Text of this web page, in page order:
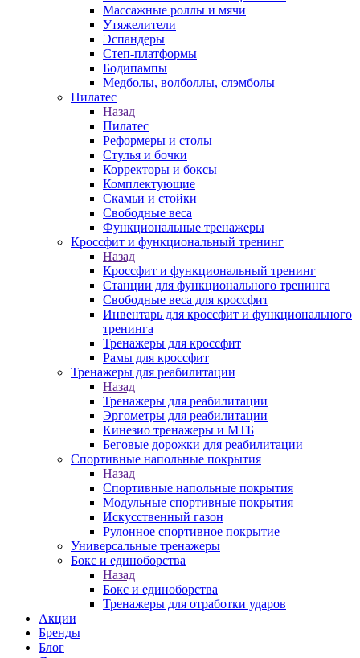
Массажные роллы и мячи
Утяжелители
Эспандеры
Степ-платформы
Бодипампы
Медболы, волболлы, слэмболы
Пилатес
Назад
Пилатес
Реформеры и столы
Стулья и бочки
Корректоры и боксы
Комплектующие
Скамьи и стойки
Свободные веса
Функциональные тренажеры
Кроссфит и функциональный тренинг
Назад
Кроссфит и функциональный тренинг
Станции для функционального тренинга
Свободные веса для кроссфит
Инвентарь для кроссфит и функционального
тренинга
Тренажеры для кроссфит
Рамы для кроссфит
Тренажеры для реабилитации
Назад
Тренажеры для реабилитации
Эргометры для реабилитации
Кинезио тренажеры и МТБ
Беговые дорожки для реабилитации
Спортивные напольные покрытия
Назад
Спортивные напольные покрытия
Модульные спортивные покрытия
Искусственный газон
Рулонное спортивное покрытие
Универсальные тренажеры
Бокс и единоборства
Назад
Бокс и единоборства
Тренажеры для отработки ударов
Акции
Бренды
Блог